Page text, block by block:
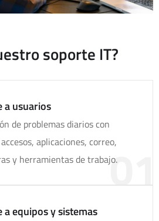
soporte IT?
01
a usuarios
de problemas diarios con
aplicaciones, correo,
y herramientas de trabajo.
a equipos y sistemas